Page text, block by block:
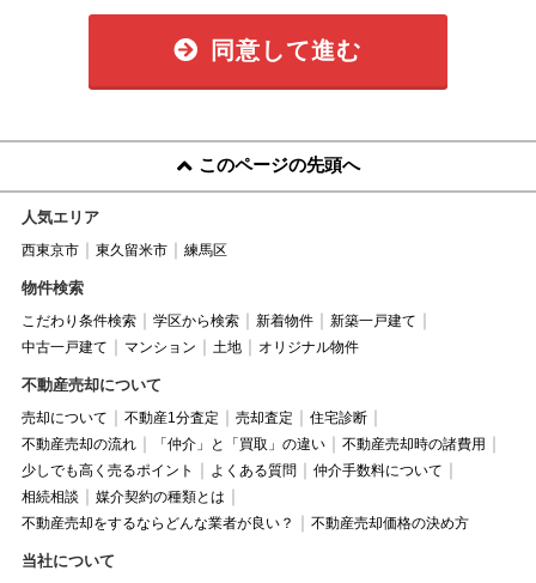
同意して進む
このページの先頭へ
人気エリア
西東京市 東久留米市 練馬区
物件検索
こだわり条件検索 学区から検索 新着物件
新築一戸建て
中古一戸建て
マンション 土地 オリジナル物件
不動産売却について
売却について 不動産1分査定 売却査定
住宅診断
不動産売却の流れ
「仲介」と「買取」の違い
不動産売却時の諸費用
少しでも高く売るポイント
よくある質問
仲介手数料について
相続相談
媒介契約の種類とは
不動産売却をするならどんな業者が良い？
不動産売却価格の決め方
当社について